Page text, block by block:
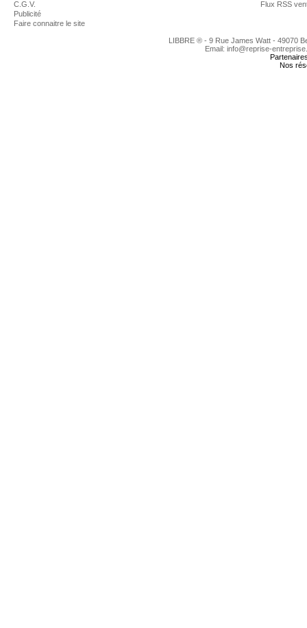
C.G.V.
Publicité
Faire connaitre le site
Flux RSS
LIBBRE ® - 9 Rue James Watt - 49070
Email: info@reprise-
Nos